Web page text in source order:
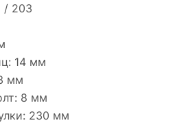
/ 203
14 мм
мм
8 мм
230 мм